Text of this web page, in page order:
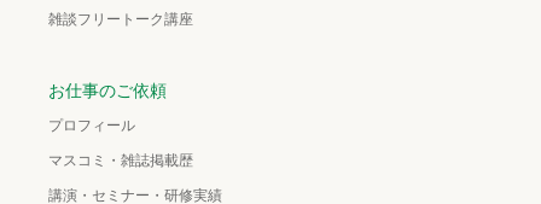
雑談フリートーク講座
お仕事のご依頼
プロフィール
マスコミ・雑誌掲載歴
講演・セミナー・研修実績